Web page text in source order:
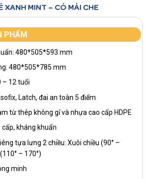
XANH MINT – CÓ MÁI CHE
PHẨM
480*505*593 mm
480*505*785 mm
– 12 tuổi
Latch, đai an toàn 5 điểm
từ thép không gỉ và nhựa cao cấp HDPE
kháng khuẩn
tựa lưng 2 chiều: Xuôi chiều (90° –
– 170°)
minh